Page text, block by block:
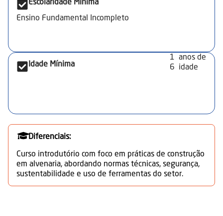
Escolaridade Mínima
Ensino Fundamental Incompleto
Idade Mínima
1
6
anos de
idade
Diferenciais:
Curso introdutório com foco em práticas de construção
em alvenaria, abordando normas técnicas, segurança,
sustentabilidade e uso de ferramentas do setor.